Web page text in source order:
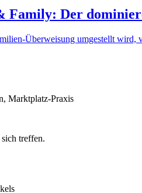
Family: Der
Überweisung umgestellt wird,
Marktplatz-Praxis
treffen.